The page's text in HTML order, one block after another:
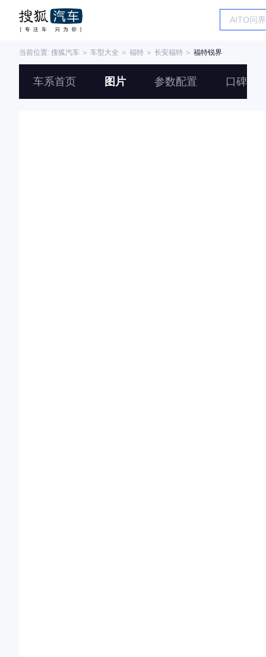
当前位置: 搜狐汽车 ＞ 车型大全 ＞ 福特 ＞ 长安福特 ＞ 福特锐界
车系首页 图片 参数配置 口碑